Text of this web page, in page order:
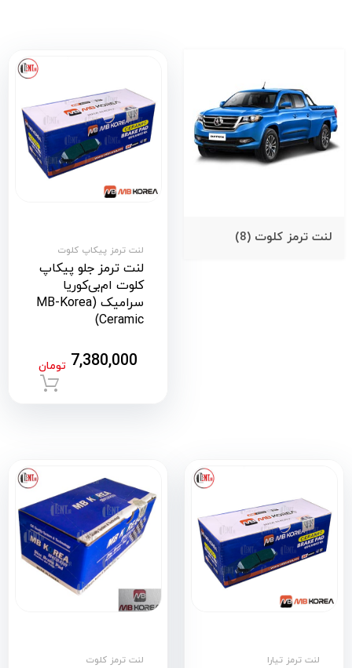
لنت ترمز کلوت (8)
لنت ترمز پیکاپ کلوت
لنت ترمز جلو پیکاپ
کلوت ام‌بی‌کوریا
سرامیک (MB-Korea
Ceramic)
7,380,000 تومان
لنت ترمز تیارا لنت ترمز کلوت